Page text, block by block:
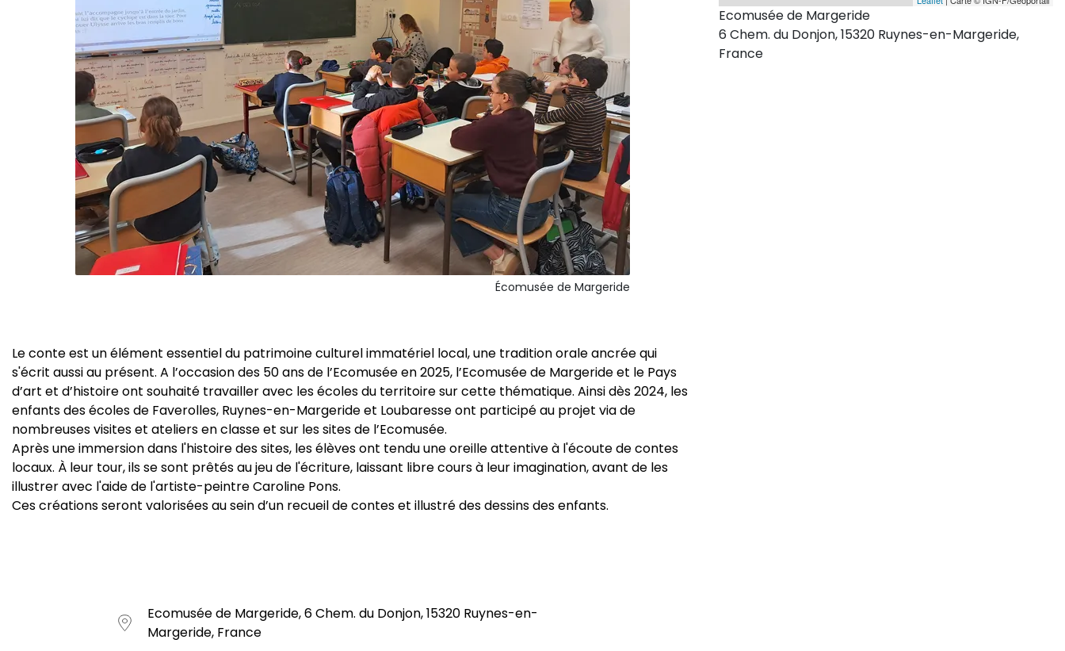
Ecomusée de Margeride
6 Chem. du Donjon, 15320 Ruynes-en-Margeride,
France
Écomusée de Margeride
Le conte est un élément essentiel du patrimoine culturel immatériel local, une tradition orale ancrée qui
s'écrit aussi au présent. A l’occasion des 50 ans de l’Ecomusée en 2025, l’Ecomusée de Margeride et le Pays
d’art et d’histoire ont souhaité travailler avec les écoles du territoire sur cette thématique. Ainsi dès 2024, les
enfants des écoles de Faverolles, Ruynes-en-Margeride et Loubaresse ont participé au projet via de
nombreuses visites et ateliers en classe et sur les sites de l’Ecomusée.
Après une immersion dans l'histoire des sites, les élèves ont tendu une oreille attentive à l'écoute de contes
locaux. À leur tour, ils se sont prêtés au jeu de l'écriture, laissant libre cours à leur imagination, avant de les
illustrer avec l'aide de l'artiste-peintre Caroline Pons.
Ces créations seront valorisées au sein d’un recueil de contes et illustré des dessins des enfants.
Ecomusée de Margeride, 6 Chem. du Donjon, 15320 Ruynes-en-
Margeride, France